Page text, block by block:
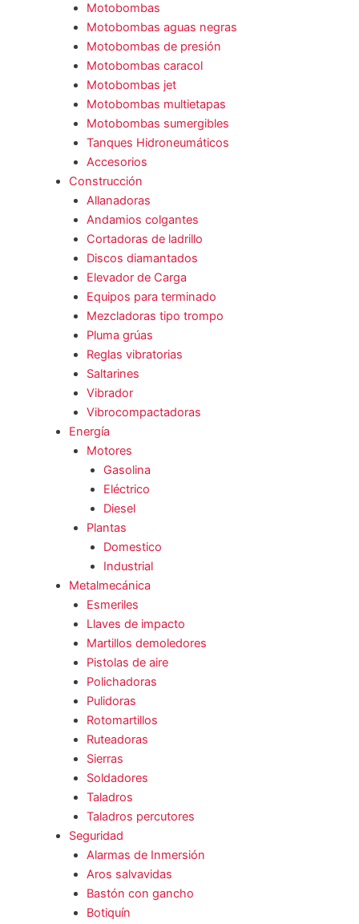
Motobombas
Motobombas aguas negras
Motobombas de presión
Motobombas caracol
Motobombas jet
Motobombas multietapas
Motobombas sumergibles
Tanques Hidroneumáticos
Accesorios
Construcción
Allanadoras
Andamios colgantes
Cortadoras de ladrillo
Discos diamantados
Elevador de Carga
Equipos para terminado
Mezcladoras tipo trompo
Pluma grúas
Reglas vibratorias
Saltarines
Vibrador
Vibrocompactadoras
Energía
Motores
Gasolina
Eléctrico
Diesel
Plantas
Domestico
Industrial
Metalmecánica
Esmeriles
Llaves de impacto
Martillos demoledores
Pistolas de aire
Polichadoras
Pulidoras
Rotomartillos
Ruteadoras
Sierras
Soldadores
Taladros
Taladros percutores
Seguridad
Alarmas de Inmersión
Aros salvavidas
Bastón con gancho
Botiquín